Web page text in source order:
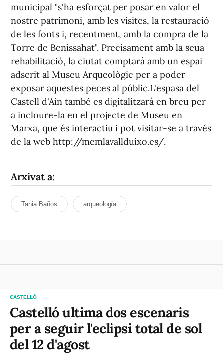
municipal "s'ha esforçat per posar en valor el
nostre patrimoni, amb les visites, la restauració
de les fonts i, recentment, amb la compra de la
Torre de Benissahat". Precisament amb la seua
rehabilitació, la ciutat comptarà amb un espai
adscrit al Museu Arqueològic per a poder
exposar aquestes peces al públic.L'espasa del
Castell d'Aín també es digitalitzarà en breu per
a incloure-la en el projecte de Museu en
Marxa, que és interactiu i pot visitar-se a través
de la web http://memlavallduixo.es/.
Arxivat a:
Tania Baños arqueología
CASTELLÓ
Castelló ultima dos escenaris
per a seguir l'eclipsi total de sol
del 12 d'agost